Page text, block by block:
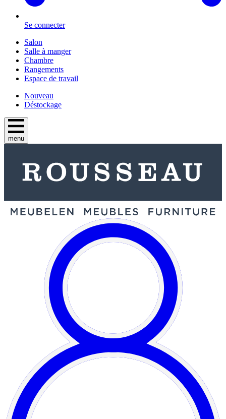
Se connecter
Salon
Salle à manger
Chambre
Rangements
Espace de travail
Nouveau
Déstockage
menu